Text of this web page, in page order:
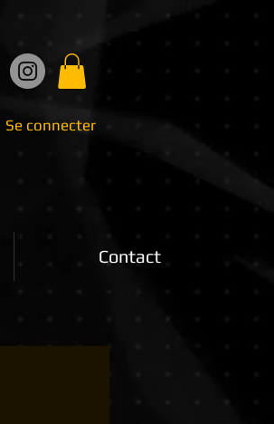
Se connecter
Contact